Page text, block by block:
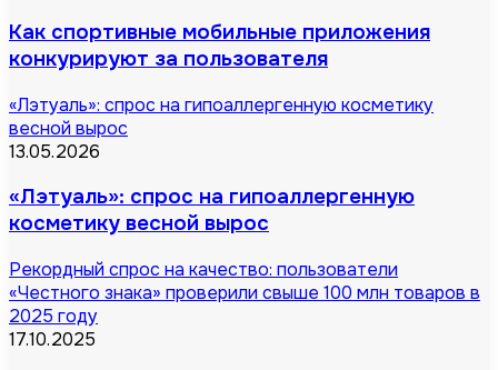
Как спортивные мобильные приложения
конкурируют за пользователя
«Лэтуаль»: спрос на гипоаллергенную косметику
весной вырос
13.05.2026
«Лэтуаль»: спрос на гипоаллергенную
косметику весной вырос
Рекордный спрос на качество: пользователи
«Честного знака» проверили свыше 100 млн товаров в
2025 году
17.10.2025